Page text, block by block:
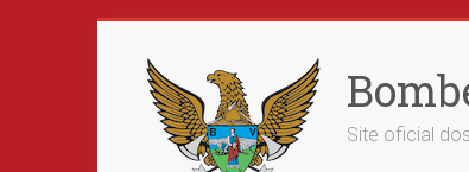
content
Site oficial